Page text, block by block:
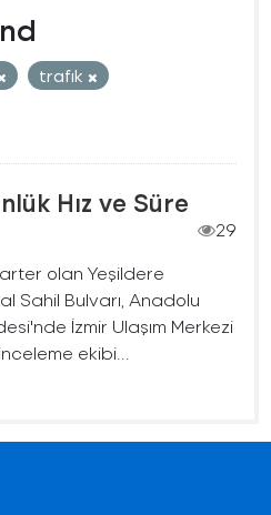
trafık
Hız ve Süre
29
olan Yeşildere
Sahil Bulvarı, Anadolu
İzmir Ulaşım Merkezi
ekibi...